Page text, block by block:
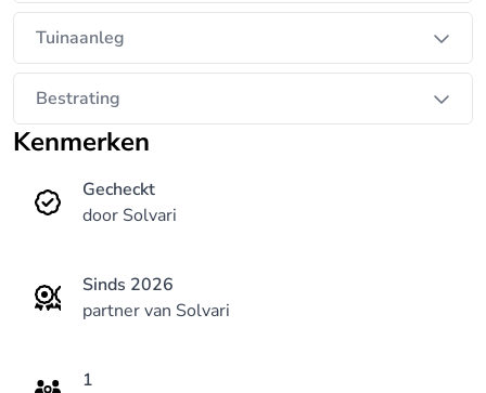
Tuinaanleg
Bestrating
Kenmerken
Gecheckt
door Solvari
Sinds 2026
partner van Solvari
1